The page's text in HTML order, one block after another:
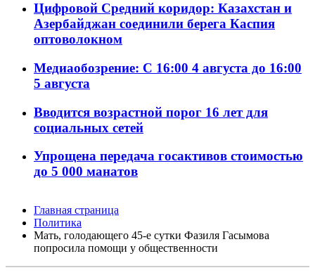
Цифровой Средний коридор: Казахстан и
Азербайджан соединили берега Каспия
оптоволокном
Медиаобозрение: С 16:00 4 августа до 16:00
5 августа
Вводится возрастной порог 16 лет для
социальных сетей
Упрощена передача госактивов стоимостью
до 5 000 манатов
Главная страница
Политика
Мать, голодающего 45-е сутки Фазиля Гасымова
попросила помощи у общественности